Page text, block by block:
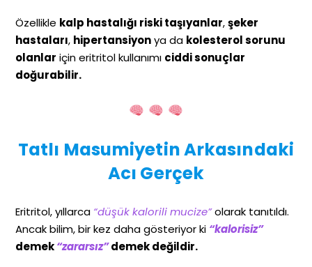
Özellikle kalp hastalığı riski taşıyanlar,şeker
hastaları, hipertansiyonya da kolesterol sorunu
olanlar için eritritol kullanımı ciddi sonuçlar
doğurabilir.
Tatlı Masumiyetin Arkasındaki
Acı Gerçek
Eritritol, yıllarca “düşük kalorili mucize”olarak tanıtıldı.
Ancak bilim, bir kez daha gösteriyor ki “kalorisiz”
demek“zararsız”demek değildir.